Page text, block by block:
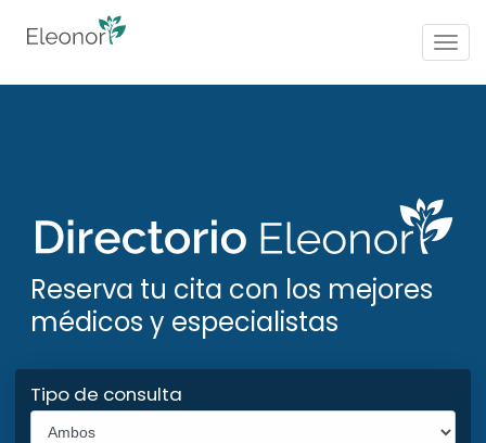
Reserva tu cita con los mejores
médicos y especialistas
Tipo de consulta